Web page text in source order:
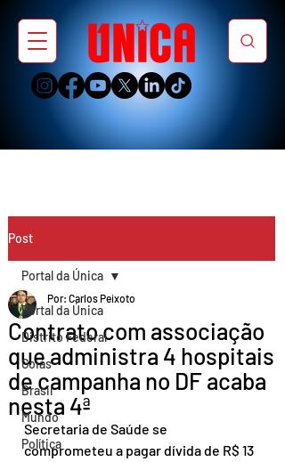
Post
Portal da Única
Distrito Federal
Goiás
Brasil
Mundo
Política
Portal da Única
Contrato com associação
que administra 4 hospitais
de campanha no DF acaba
nesta 4ª
Por: Carlos Peixoto
Secretaria de Saúde se
comprometeu a pagar dívida de R$ 13